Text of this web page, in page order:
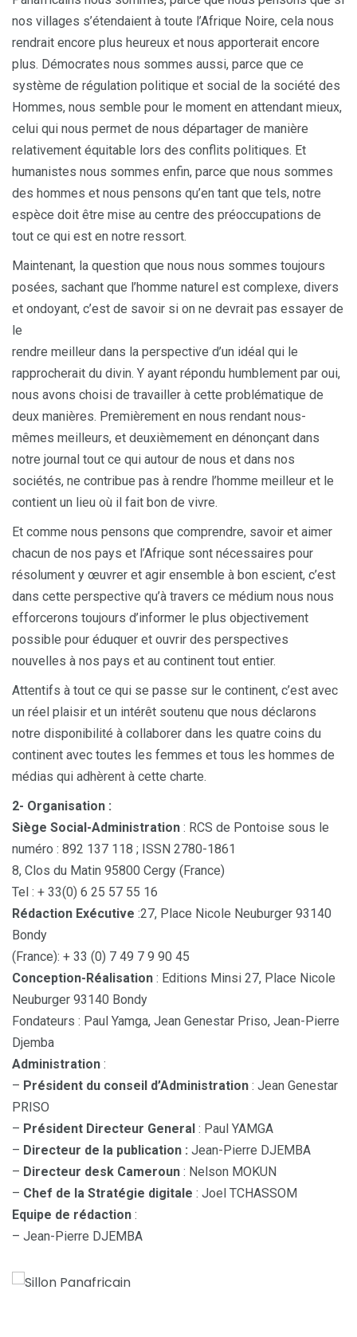
nos villages s’étendaient à toute l’Afrique Noire, cela nous
rendrait encore plus heureux et nous apporterait encore
plus. Démocrates nous sommes aussi, parce que ce
système de régulation politique et social de la société des
Hommes, nous semble pour le moment en attendant mieux,
celui qui nous permet de nous départager de manière
relativement équitable lors des conflits politiques. Et
humanistes nous sommes enfin, parce que nous sommes
des hommes et nous pensons qu’en tant que tels, notre
espèce doit être mise au centre des préoccupations de
tout ce qui est en notre ressort.
Maintenant, la question que nous nous sommes toujours
posées, sachant que l’homme naturel est complexe, divers
et ondoyant, c’est de savoir si on ne devrait pas essayer de
le
rendre meilleur dans la perspective d’un idéal qui le
rapprocherait du divin. Y ayant répondu humblement par oui,
nous avons choisi de travailler à cette problématique de
deux manières. Premièrement en nous rendant nous-
mêmes meilleurs, et deuxièmement en dénonçant dans
notre journal tout ce qui autour de nous et dans nos
sociétés, ne contribue pas à rendre l’homme meilleur et le
contient un lieu où il fait bon de vivre.
Et comme nous pensons que comprendre, savoir et aimer
chacun de nos pays et l’Afrique sont nécessaires pour
résolument y œuvrer et agir ensemble à bon escient, c’est
dans cette perspective qu’à travers ce médium nous nous
efforcerons toujours d’informer le plus objectivement
possible pour éduquer et ouvrir des perspectives
nouvelles à nos pays et au continent tout entier.
Attentifs à tout ce qui se passe sur le continent, c’est avec
un réel plaisir et un intérêt soutenu que nous déclarons
notre disponibilité à collaborer dans les quatre coins du
continent avec toutes les femmes et tous les hommes de
médias qui adhèrent à cette charte.
2- Organisation :
Siège Social-Administration : RCS de Pontoise sous le
numéro : 892 137 118 ; ISSN 2780-1861
8, Clos du Matin 95800 Cergy (France)
Tel : + 33(0) 6 25 57 55 16
Rédaction Exécutive :27, Place Nicole Neuburger 93140
Bondy
(France): + 33 (0) 7 49 7 9 90 45
Conception-Réalisation : Editions Minsi 27, Place Nicole
Neuburger 93140 Bondy
Fondateurs : Paul Yamga, Jean Genestar Priso, Jean-Pierre
Djemba
Administration :
– Président du conseil d’Administration : Jean Genestar
PRISO
– Président Directeur General : Paul YAMGA
– Directeur de la publication : Jean-Pierre DJEMBA
– Directeur desk Cameroun : Nelson MOKUN
– Chef de la Stratégie digitale : Joel TCHASSOM
Equipe de rédaction :
– Jean-Pierre DJEMBA